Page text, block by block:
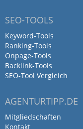
unserer
von Mario Alka · 11.
Tolle Agentur
13. Oktober
SEO-TOOLS
Keyword-Tools
Ranking-Tools
Onpage-Tools
Backlink-Tools
SEO-Tool Vergleich
AGENTURTIPP.DE
Mitgliedschaften
Kontakt